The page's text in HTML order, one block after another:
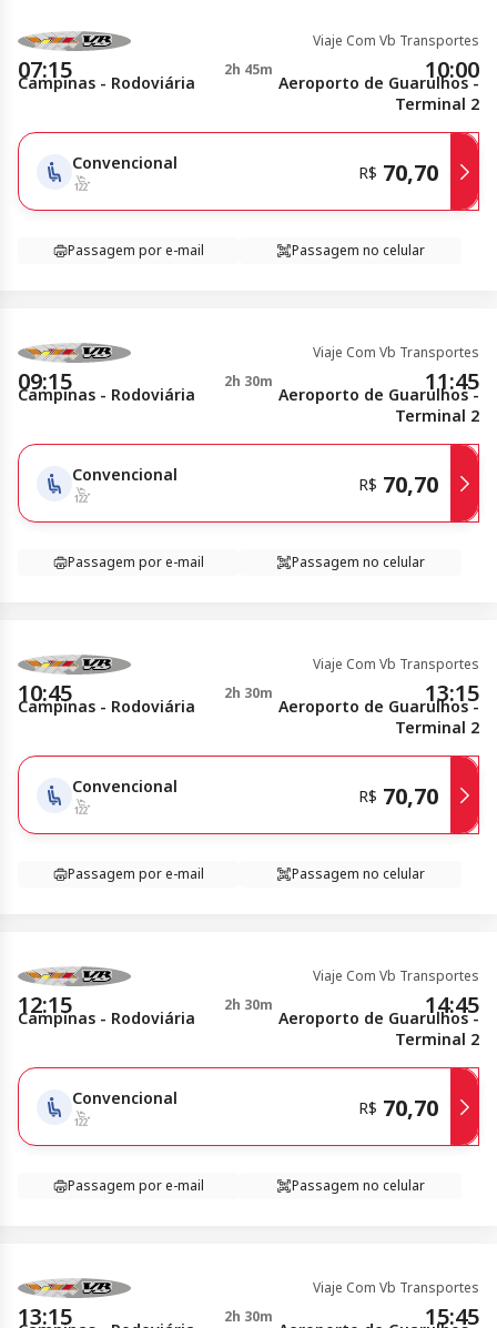
Viaje Com Vb Transportes
07:15 2h 45m 10:00
Campinas - Rodoviária
Aeroporto de Guarulhos -
Terminal 2
Convencional R$ 70,70
Passagem por e-mail Passagem no celular
Viaje Com Vb Transportes
09:15 2h 30m 11:45
Campinas - Rodoviária
Aeroporto de Guarulhos -
Terminal 2
Convencional R$ 70,70
Passagem por e-mail Passagem no celular
Viaje Com Vb Transportes
10:45 2h 30m 13:15
Campinas - Rodoviária
Aeroporto de Guarulhos -
Terminal 2
Convencional R$ 70,70
Passagem por e-mail Passagem no celular
Viaje Com Vb Transportes
12:15 2h 30m 14:45
Campinas - Rodoviária
Aeroporto de Guarulhos -
Terminal 2
Convencional R$ 70,70
Passagem por e-mail Passagem no celular
Viaje Com Vb Transportes
13:15 2h 30m 15:45